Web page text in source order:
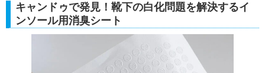
キャンドゥで発見！靴下の白化問題を解決するイ
ンソール用消臭シート